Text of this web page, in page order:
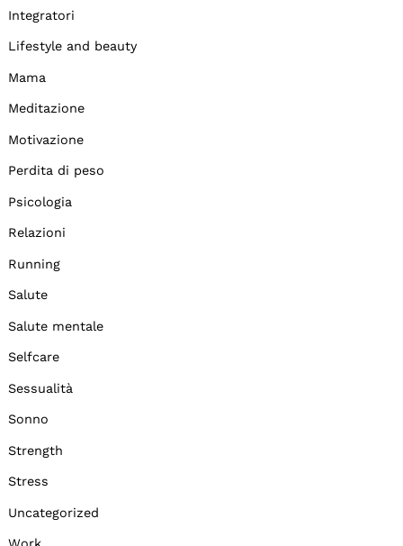
Integratori
Lifestyle and beauty
Mama
Meditazione
Motivazione
Perdita di peso
Psicologia
Relazioni
Running
Salute
Salute mentale
Selfcare
Sessualità
Sonno
Strength
Stress
Uncategorized